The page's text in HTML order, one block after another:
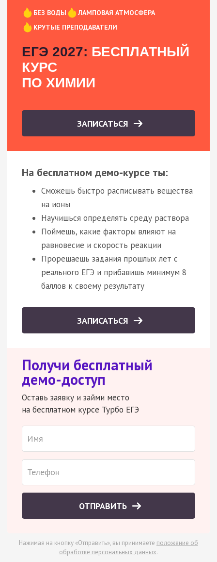
БЕЗ ВОДЫ
ЛАМПОВАЯ АТМОСФЕРА
КРУТЫЕ ПРЕПОДАВАТЕЛИ
ЕГЭ 2027: БЕСПЛАТНЫЙ
КУРС
ПО ХИМИИ
ЗАПИСАТЬСЯ
На бесплатном демо-курсе ты:
Сможешь быстро расписывать вещества
на ионы
Научишься определять среду раствора
Поймешь, какие факторы влияют на
равновесие и скорость реакции
Прорешаешь задания прошлых лет с
реального ЕГЭ и прибавишь минимум 8
баллов к своему результату
ЗАПИСАТЬСЯ
Получи бесплатный
демо-доступ
Оставь заявку и займи место
на бесплатном курсе Турбо ЕГЭ
ОТПРАВИТЬ
Нажимая на кнопку «Отправить», вы принимаете положение об
обработке персональных данных.